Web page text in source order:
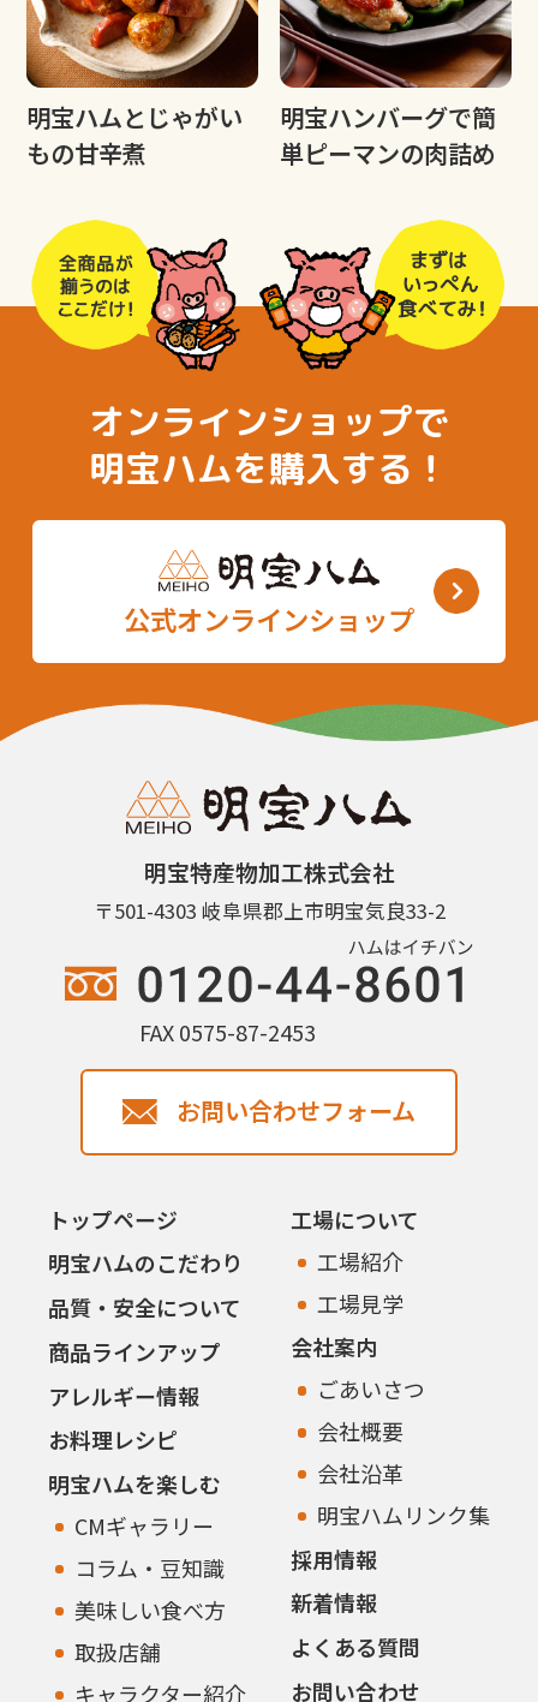
明宝ハムとじゃがい
もの甘辛煮
明宝ハンバーグで簡
単ピーマンの肉詰め
オンラインショップで
明宝ハムを購入する！
公式オンラインショップ
明宝特産物加工株式会社
〒501-4303 岐阜県郡上市明宝気良33-2
FAX 0575-87-2453
お問い合わせフォーム
トップページ
明宝ハムのこだわり
品質・安全について
商品ラインアップ
アレルギー情報
お料理レシピ
明宝ハムを楽しむ
CMギャラリー
コラム・豆知識
美味しい食べ方
取扱店舗
キャラクター紹介
工場について
工場紹介
工場見学
会社案内
ごあいさつ
会社概要
会社沿革
明宝ハムリンク集
採用情報
新着情報
よくある質問
お問い合わせ